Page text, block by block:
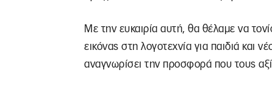
Με την ευκαιρία αυτή, θα θέλαμε να
εικόνας στη λογοτεχνία για παιδιά και
αναγνωρίσει την προσφορά που τους